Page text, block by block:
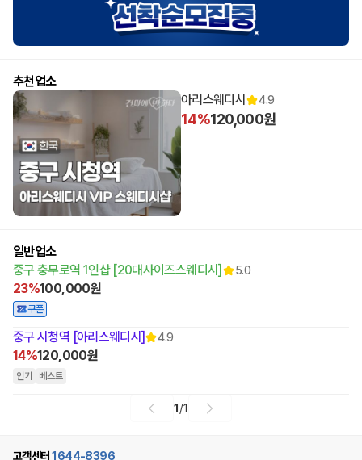
추천업소
아리스웨디시
4.9
14%120,000원
일반업소
중구 충무로역 1인샵 [20대사이즈스웨디시]
5.0
23%100,000원
쿠폰
중구 시청역 [아리스웨디시] 4.9
14%120,000원
인기 베스트
1 /1
고객센터 1644-8396